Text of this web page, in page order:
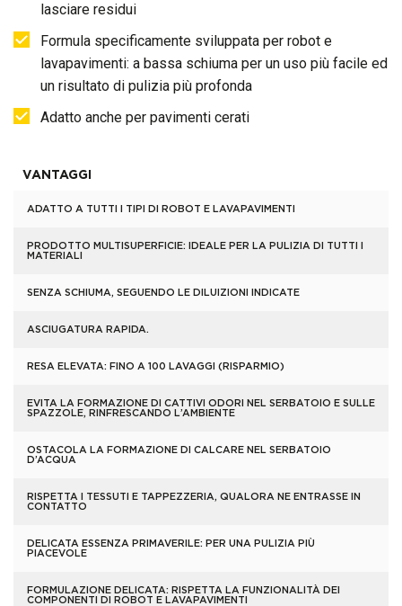
lasciare residui
Formula specificamente sviluppata per robot e
lavapavimenti: a bassa schiuma per un uso più facile ed
un risultato di pulizia più profonda
Adatto anche per pavimenti cerati
VANTAGGI
ADATTO A TUTTI I TIPI DI ROBOT E LAVAPAVIMENTI
PRODOTTO MULTISUPERFICIE: IDEALE PER LA PULIZIA DI TUTTI I
MATERIALI
SENZA SCHIUMA, SEGUENDO LE DILUIZIONI INDICATE
ASCIUGATURA RAPIDA.
RESA ELEVATA: FINO A 100 LAVAGGI (RISPARMIO)
EVITA LA FORMAZIONE DI CATTIVI ODORI NEL SERBATOIO E SULLE
SPAZZOLE, RINFRESCANDO L’AMBIENTE
OSTACOLA LA FORMAZIONE DI CALCARE NEL SERBATOIO
D’ACQUA
RISPETTA I TESSUTI E TAPPEZZERIA, QUALORA NE ENTRASSE IN
CONTATTO
DELICATA ESSENZA PRIMAVERILE: PER UNA PULIZIA PIÙ
PIACEVOLE
FORMULAZIONE DELICATA: RISPETTA LA FUNZIONALITÀ DEI
COMPONENTI DI ROBOT E LAVAPAVIMENTI